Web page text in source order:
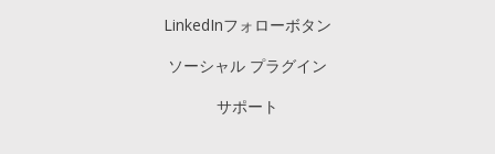
LinkedInフォローボタン
ソーシャル プラグイン
サポート